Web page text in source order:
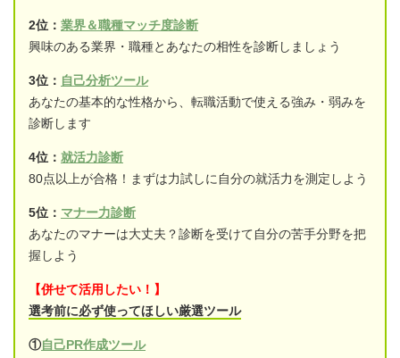
2位： 業界＆職種マッチ度診断
興味のある業界・職種とあなたの相性を診断しましょう
3位： 自己分析ツール
あなたの基本的な性格から、転職活動で使える強み・弱みを
診断します
4位： 就活力診断
80点以上が合格！まずは力試しに自分の就活力を測定しよう
5位： マナー力診断
あなたのマナーは大丈夫？診断を受けて自分の苦手分野を把
握しよう
【併せて活用したい！】
選考前に必ず使ってほしい厳選ツール
①自己PR作成ツール